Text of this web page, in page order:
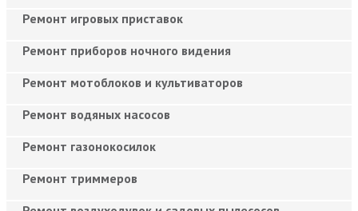
Ремонт игровых приставок
Ремонт приборов ночного видения
Ремонт мотоблоков и культиваторов
Ремонт водяных насосов
Ремонт газонокосилок
Ремонт триммеров